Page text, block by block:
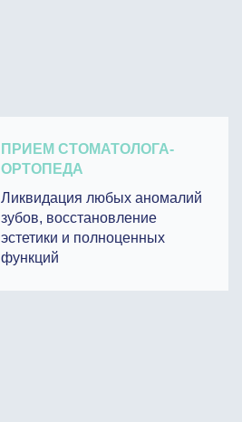
ПРИЕМ СТОМАТОЛОГА-
ОРТОПЕДА
Ликвидация любых аномалий
зубов, восстановление
эстетики и полноценных
функций